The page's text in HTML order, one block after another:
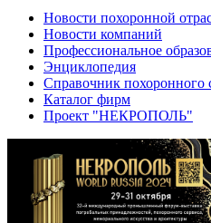
Новости похоронной
Новости компаний
Профессиональное
Энциклопедия
Справочник похоронного
Каталог фирм
Проект "НЕКРОПОЛЬ"